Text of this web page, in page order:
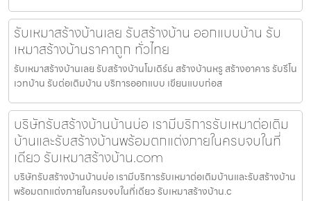
รับเหมาสร้างบ้านเลย รับสร้างบ้าน ออกแบบบ้าน รับ
เหมาสร้างบ้านราคาถูก ทั่วไทย
รับเหมาสร้างบ้านเลย รับสร้างบ้านโมเดิร์น สร้างบ้านหรู สร้างอาคาร รับรีโน
เวทบ้าน รับต่อเติมบ้าน บริการออกแบบ เขียนแบบก่อส
บริษัทรับสร้างบ้านบ้านบ่อ เรามีบริการรับเหมาต่อเติม
บ้านและรับสร้างบ้านพร้อมตกแต่งภายในครบจบในที่
เดียว รับเหมาสร้างบ้าน.com
บริษัทรับสร้างบ้านบ้านบ่อ เรามีบริการรับเหมาต่อเติมบ้านและรับสร้างบ้าน
พร้อมตกแต่งภายในครบจบในที่เดียว รับเหมาสร้างบ้าน.c